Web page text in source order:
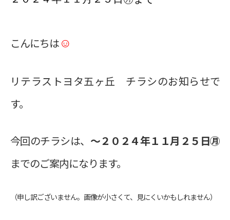
こんにちは☺
リテラストヨタ五ヶ丘 チラシのお知らせで
す。
今回のチラシは、 ～２０２４年１１月２５日㊊
までのご案内になります。
（申し訳ございません。画像が小さくて、見にくいかもしれません）